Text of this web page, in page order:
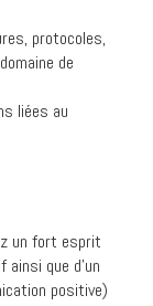
protocoles,
de
liées au
un fort esprit
ainsi que d’un
positive)